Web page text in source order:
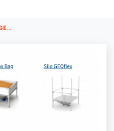
Stockages GEOPLAST